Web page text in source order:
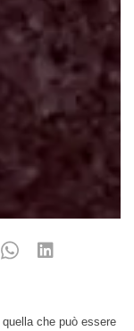
che può essere